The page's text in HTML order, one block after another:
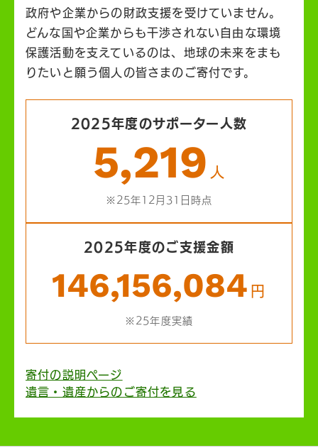
政府や企業からの財政支援を受けていません。
どんな国や企業からも干渉されない自由な環境
保護活動を支えているのは、地球の未来をまも
りたいと願う個人の皆さまのご寄付です。
2025年度のサポーター人数
5,219 人
※25年12月31日時点
2025年度のご支援金額
146,156,084 円
※25年度実績
寄付の説明ページ
遺言・遺産からのご寄付を見る